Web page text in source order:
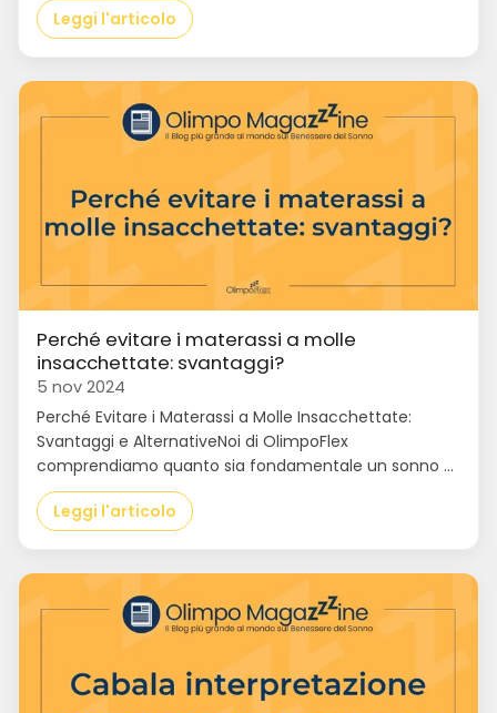
Leggi l'articolo
Perché evitare i materassi a molle
insacchettate: svantaggi?
5 nov 2024
Perché Evitare i Materassi a Molle Insacchettate:
Svantaggi e AlternativeNoi di OlimpoFlex
comprendiamo quanto sia fondamentale un sonno ...
Leggi l'articolo